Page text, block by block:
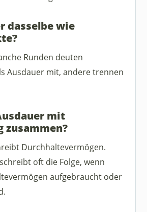
dasselbe wie
Runden deuten
Ausdauer mit, andere trennen
mit
zusammen?
Durchhaltevermögen.
oft die Folge, wenn
aufgebraucht oder